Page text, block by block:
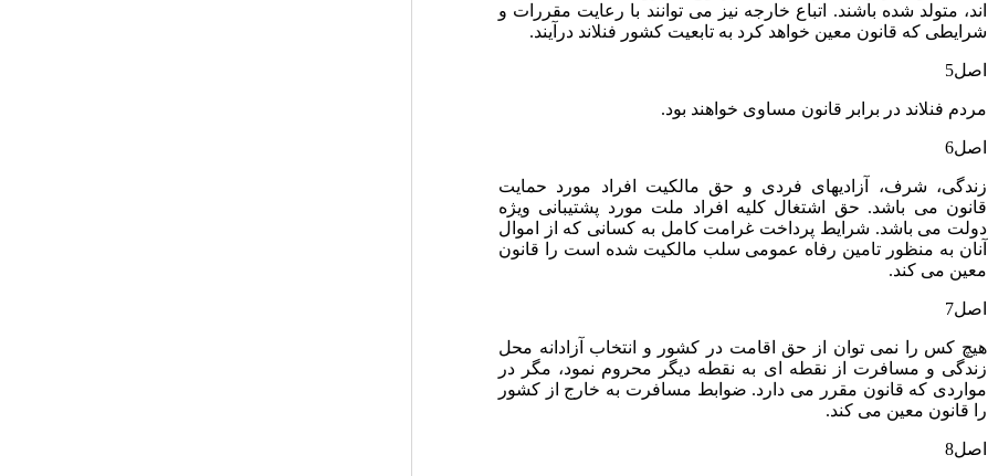
اند، متولد شده‏ باشند. اتباع‏ خارجه‏ نیز می‏ توانند با رعایت‏ مقررات‏ و
شرایطی‏ که‏ قانون‏ معین‏ خواهد کرد به‏ تابعیت‏ کشور فنلاند درآیند.
اصل‏5
مردم‏ فنلاند در برابر قانون‏ مساوی‏ خواهند بود.
اصل‏6
زندگی‏، شرف‏، آزادیهای‏ فردی‏ و حق‏ مالکیت‏ افراد مورد حمایت‏
قانون‏ می‏ باشد. حق‏ اشتغال‏ کلیه‏ افراد ملت‏ مورد پشتیبانی‏ ویژه‏
دولت‏ می‏ باشد. شرایط پرداخت‏ غرامت‏ کامل‏ به‏ کسانی‏ که‏ از اموال‏
آنان‏ به‏ منظور تامین‏ رفاه‏ عمومی‏ سلب‏ مالکیت‏ شده‏ است‏ را قانون‏
معین‏ می‏ کند.
اصل‏7
هیچ‏ کس‏ را نمی‏ توان‏ از حق‏ اقامت‏ در کشور و انتخاب‏ آزادانه‏ محل‏
زندگی‏ و مسافرت‏ از نقطه‏ ای‏ به‏ نقطه‏ دیگر محروم‏ نمود، مگر در
مواردی‏ که‏ قانون‏ مقرر می‏ دارد. ضوابط مسافرت‏ به‏ خارج‏ از کشور
را قانون‏ معین‏ می‏ کند.
اصل‏8